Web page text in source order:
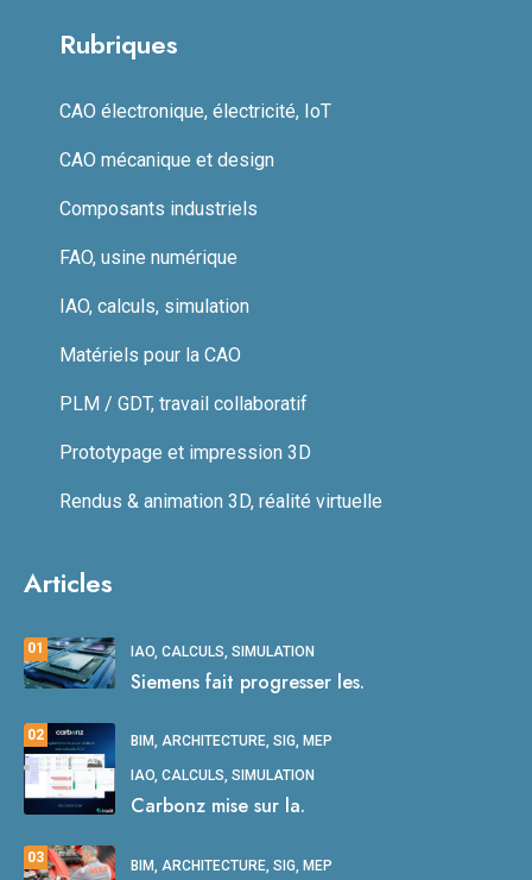
Rubriques
CAO électronique, électricité, IoT
CAO mécanique et design
Composants industriels
FAO, usine numérique
IAO, calculs, simulation
Matériels pour la CAO
PLM / GDT, travail collaboratif
Prototypage et impression 3D
Rendus & animation 3D, réalité virtuelle
Articles
01 IAO, CALCULS, SIMULATION
Siemens fait progresser les.
02 BIM, ARCHITECTURE, SIG, MEP
IAO, CALCULS, SIMULATION
Carbonz mise sur la.
03 BIM, ARCHITECTURE, SIG, MEP